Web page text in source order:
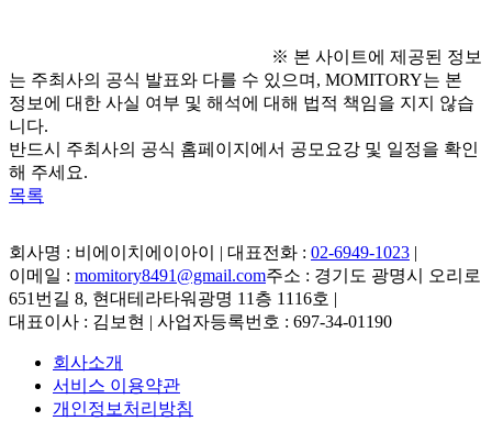
※ 본 사이트에 제공된 정보
는 주최사의 공식 발표와 다를 수 있으며, MOMITORY는 본
정보에 대한 사실 여부 및 해석에 대해 법적 책임을 지지 않습
니다.
반드시 주최사의 공식 홈페이지에서 공모요강 및 일정을 확인
해 주세요.
목록
회사명 : 비에이치에이아이 | 대표전화 : 02-6949-1023 |
이메일 : momitory8491@gmail.com주소 : 경기도 광명시 오리로
651번길 8, 현대테라타워광명 11층 1116호 |
대표이사 : 김보현 | 사업자등록번호 : 697-34-01190
회사소개
서비스 이용약관
개인정보처리방침